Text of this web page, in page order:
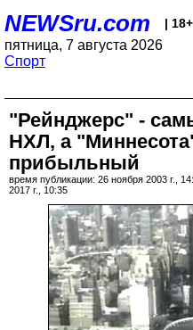
NEWSru.com | 18+
пятница, 7 августа 2026
Спорт
"Рейнджерс" -
НХЛ, а
прибыльный
время публикации: 26 ноября 2003 г.,
2017 г., 10:35